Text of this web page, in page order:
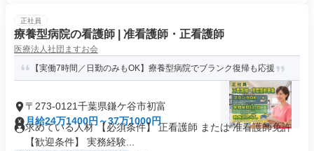
正社員
療養型病院の看護師 | 准看護師・正看護師
医療法人社団ますお会
【実働7時間／日勤のみもOK】療養型病院でブランク復帰も応援
〒273-0121千葉県鎌ケ谷市初富
月給24万1400円～37万1000円
求めている人材 【必須条件】 正看護師 または 准看護師免許
【歓迎条件】 実務経験...